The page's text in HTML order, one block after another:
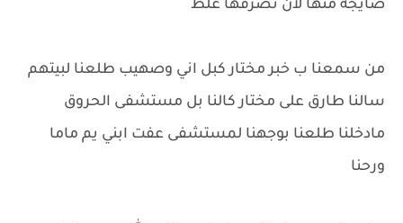
ضايجه منها لان تصرفها غلط
من سمعنا ب خبر مختار كبل اني وصهيب طلعنا لبيتهم
سالنا طارق على مختار كالنا بل مستشفى الحروق
مادخلنا طلعنا بوجهنا لمستشفى عفت ابني يم ماما
ورحنا